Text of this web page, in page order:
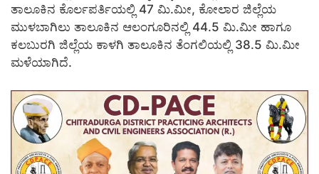
ತಾಲೂಕಿನ ಕೊರ್ಲಪರ್ತಿಯಲ್ಲಿ 47 ಮಿ.ಮೀ, ಕೋಲಾರ ಜಿಲ್ಲೆಯ
ಮುಳಬಾಗಿಲು ತಾಲೂಕಿನ ಆಲಂಗೂರಿನಲ್ಲಿ 44.5 ಮಿ.ಮೀ ಹಾಗೂ
ಕಲಬುರಗಿ ಜಿಲ್ಲೆಯ ಕಾಳಗಿ ತಾಲೂಕಿನ ತೆಂಗಲಿಯಲ್ಲಿ 38.5 ಮಿ.ಮೀ
ಮಳೆಯಾಗಿದೆ.